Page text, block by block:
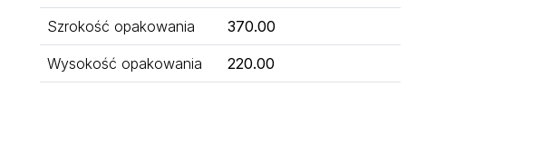
Szrokość opakowania 370.00
Wysokość opakowania 220.00